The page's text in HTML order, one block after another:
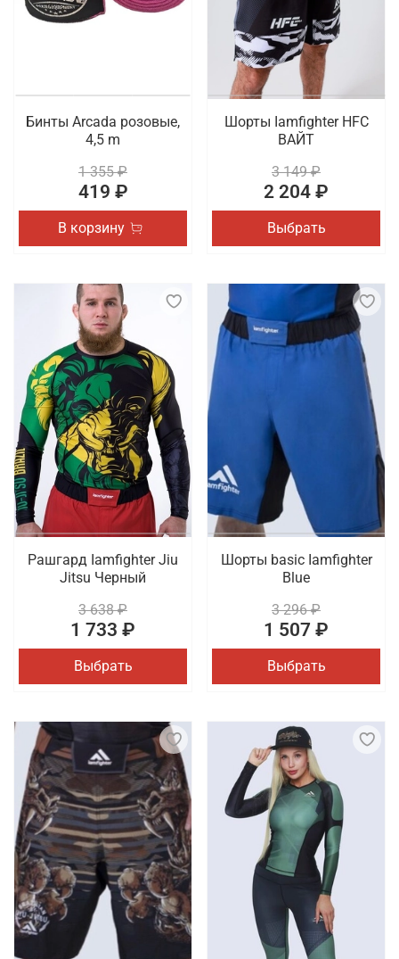
Бинты Arcada розовые,
4,5 m
1 355 ₽
419 ₽
В корзину
Шорты Iamfighter HFC
ВАЙТ
3 149 ₽
2 204 ₽
Выбрать
Рашгард Iamfighter Jiu
Jitsu Черный
3 638 ₽
1 733 ₽
Выбрать
Шорты basic Iamfighter
Blue
3 296 ₽
1 507 ₽
Выбрать